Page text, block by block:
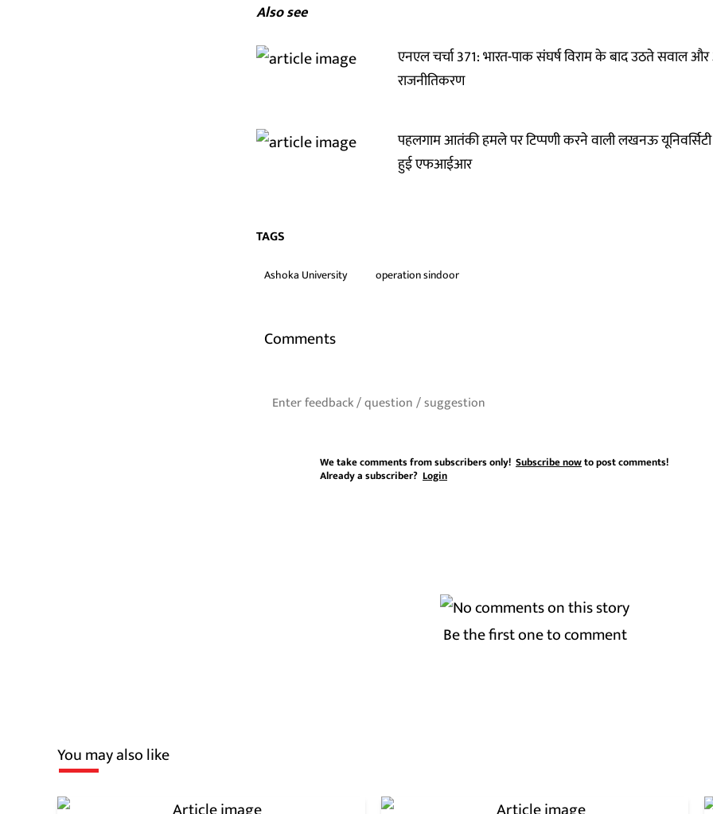
Also see
एनएल चर्चा 371: भारत-पाक संघर्ष विराम के बाद उठते सवाल
राजनीतिकरण
पहलगाम आतंकी हमले पर टिप्पणी करने वाली लखनऊ यूनिवर्सिटी
हुई एफआईआर
TAGS
Ashoka University operation sindoor
Comments
We take comments from subscribers only! Subscribe nowto post comments!
Already a subscriber? Login
Be the first one to comment
You may also like